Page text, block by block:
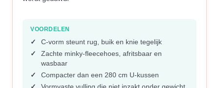
VOORDELEN
C-vorm steunt rug, buik en knie tegelijk
Zachte minky-fleecehoes, afritsbaar en
wasbaar
Compacter dan een 280 cm U-kussen